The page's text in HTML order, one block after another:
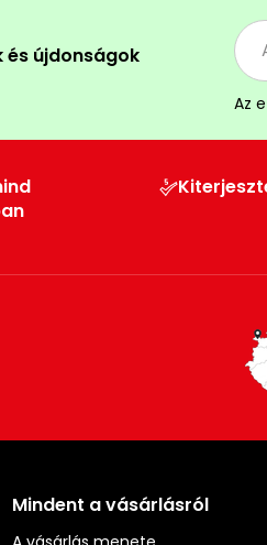
és újdonságok
Az
Mindent a vásárlásról